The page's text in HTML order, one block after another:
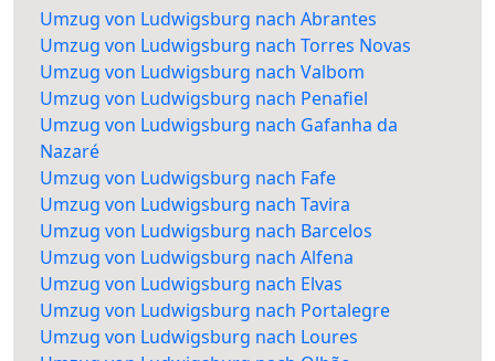
Umzug von Ludwigsburg nach Abrantes
Umzug von Ludwigsburg nach Torres Novas
Umzug von Ludwigsburg nach Valbom
Umzug von Ludwigsburg nach Penafiel
Umzug von Ludwigsburg nach Gafanha da
Nazaré
Umzug von Ludwigsburg nach Fafe
Umzug von Ludwigsburg nach Tavira
Umzug von Ludwigsburg nach Barcelos
Umzug von Ludwigsburg nach Alfena
Umzug von Ludwigsburg nach Elvas
Umzug von Ludwigsburg nach Portalegre
Umzug von Ludwigsburg nach Loures